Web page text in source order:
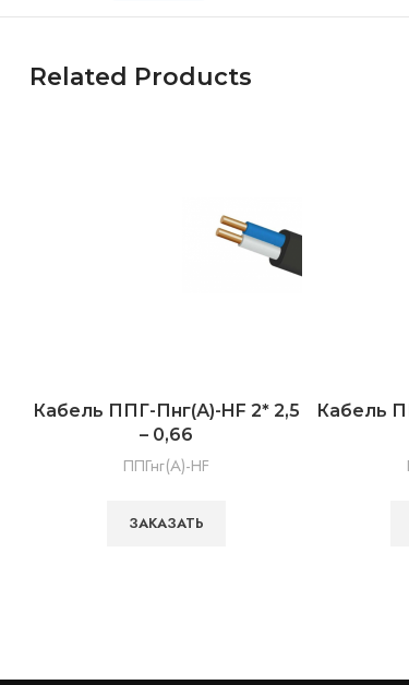
Related Products
Кабель ППГ-Пнг(А)-HF 2* 2,5
– 0,66
ППГнг(А)-HF
ЗАКАЗАТЬ
Кабель